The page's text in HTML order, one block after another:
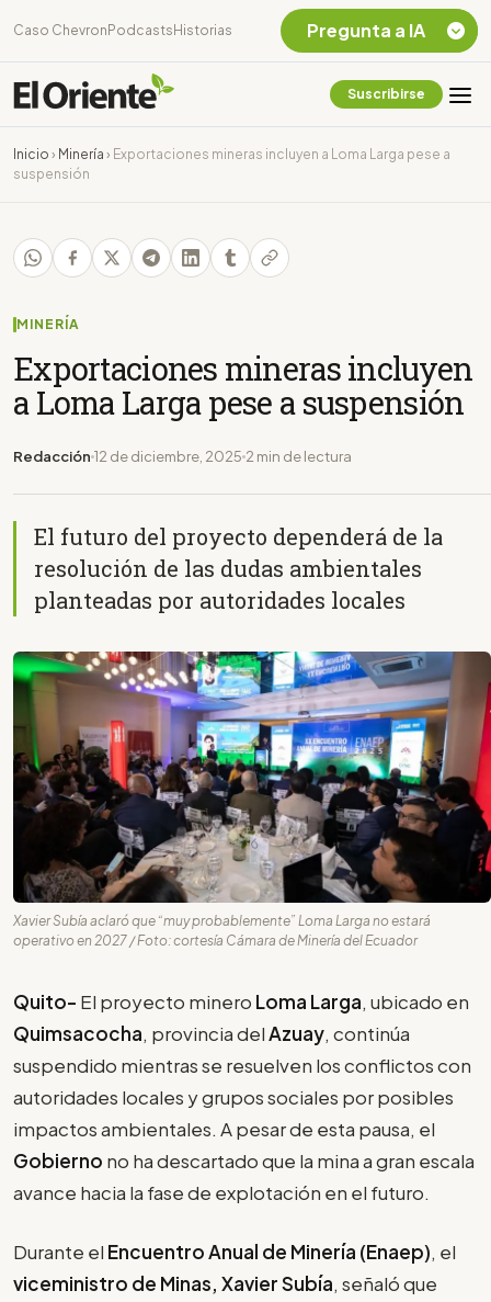
Caso Chevron Podcasts Historias
Suscribirse
Inicio › Minería › Exportaciones mineras incluyen a Loma Larga pese a
suspensión
MINERÍA
Exportaciones mineras incluyen
a Loma Larga pese a suspensión
Redacción 12 de diciembre, 2025 2 min de lectura
El futuro del proyecto dependerá de la
resolución de las dudas ambientales
planteadas por autoridades locales
Xavier Subía aclaró que “muy probablemente” Loma Larga no estará
operativo en 2027 / Foto: cortesía Cámara de Minería del Ecuador
Quito- El proyecto minero Loma Larga, ubicado en
Quimsacocha, provincia delAzuay, continúa
suspendido mientras se resuelven los conflictos con
autoridades locales y grupos sociales por posibles
impactos ambientales. A pesar de esta pausa, el
Gobierno no ha descartado que la mina a gran escala
avance hacia la fase de explotación en el futuro.
Durante el Encuentro Anual de Minería (Enaep), el
viceministro de Minas, Xavier Subía, señaló que
Pregunta a IA
Chevron Ecuador